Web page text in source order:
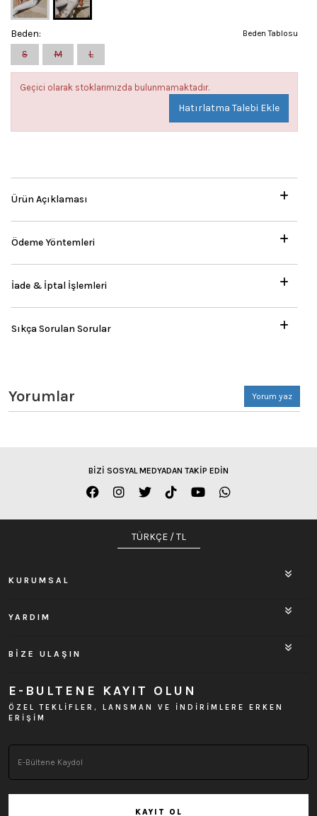
Beden Tablosu
Beden:
S
M L
Geçici olarak stoklarımızda bulunmamaktadır.
Hatırlatma Talebi Ekle
Ürün Açıklaması
Ödeme Yöntemleri
İade & İptal İşlemleri
Sıkça Sorulan Sorular
Yorumlar Yorum yaz
BİZİ SOSYAL MEDYADAN TAKİP EDİN
TÜRKÇE / TL
KURUMSAL
YARDIM
BİZE ULAŞIN
E-BULTENE KAYIT OLUN
ÖZEL TEKLİFLER, LANSMAN VE İNDİRİMLERE ERKEN
ERİŞİM
KAYIT OL